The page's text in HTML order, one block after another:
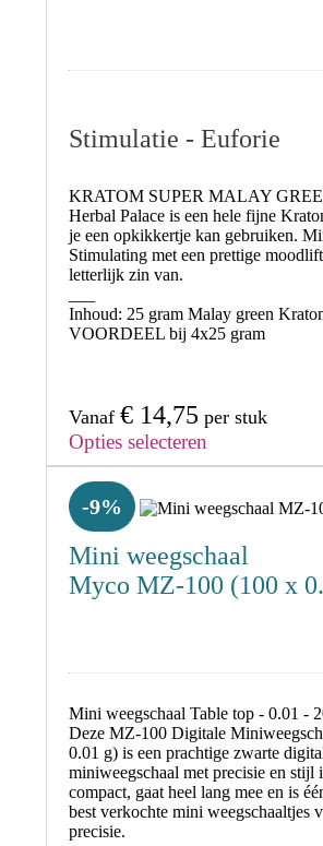
Stimulatie - Euforie
KRATOM SUPER MALAY
Herbal Palace is een hele fijne
je een opkikkertje kan gebruiken.
Stimulating met een prettige
letterlijk zin van.
Inhoud: 25 gram Malay green
VOORDEEL bij 4x25 gram
Vanaf € 14,75 per stuk
Opties selecteren
-9%
Mini weegschaal
Myco MZ-100 (100 x
Mini weegschaal Table top - 0.01 -
Deze MZ-100 Digitale
0.01 g) is een prachtige zwarte
miniweegschaal met precisie en stijl
compact, gaat heel lang mee en is
best verkochte mini weegschaaltjes
precisie.